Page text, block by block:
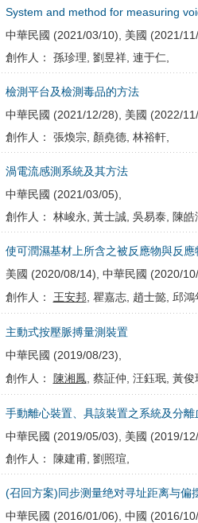
System and method for measuring
中華民國 (2021/03/10), 美國 (2021/11/
創作人： 孫珍理, 劉昱祥, 連于仁,
檢測平台及檢測毒品的方法
中華民國 (2021/12/28), 美國 (2022/11/
創作人： 張煥宗, 顏堯德, 林裕軒,
渦電流感測系統及其方法
中華民國 (2021/03/05),
創作人： 林峻永, 黃士誠, 吳易泰, 陳皓
使可潤濕基材上所含之被反應物與反
美國 (2020/08/14), 中華民國 (2020/10/
創作人： 王安邦, 瞿嘉志, 趙士懿, 邱鴻
主動式按壓脈搏量測裝置
中華民國 (2019/08/23),
創作人：
陳湘鳳, 蔡証仲, 汪鈺珉, 黃俊
手動離心裝置、具該裝置之系統及分離
中華民國 (2019/05/03), 美國 (2019/12/
創作人： 陳建甫, 劉照瑄,
(召回方案)同步测量绝对寻址距离与偏
中華民國 (2016/01/06), 中國 (2016/10/